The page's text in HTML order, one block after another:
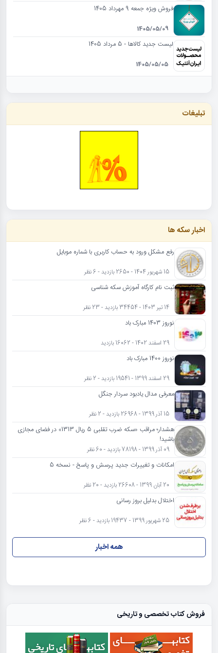
فروش ویژه جمعه 9 مهرداد 1405
1405/05/09
لیست جدید کالاها - 5 مرداد 1405
1405/05/05
تبلیغات
اخبار سکه ها
رفع مشکل ورود به حساب کاربری با شماره موبایل
15 شهریور 1404 - 2650 بازدید - 6 نظر
ثبت نام کارگاه آموزش سکه شناسی
14 تیر 1403 - 34454 بازدید - 23 نظر
نوروز 1403 مبارک باد
29 اسفند 1402 - 16062 بازدید
نوروز 1400 مبارک باد
29 اسفند 1399 - 19541 بازدید - 2 نظر
معرفی مدال یادبود سردار جنگل
15 آذر 1399 - 26968 بازدید - 2 نظر
هشدار؛ مراقب «سکه ضرب تقلبی 5 ریال 1313» در فضای مجازی
باشید!
09 آذر 1399 - 78198 بازدید - 60 نظر
امکانات و تغییرات جدید پرسش و پاسخ - نسخه 5
20 آبان 1399 - 26608 بازدید - 20 نظر
اختلال بدلیل بروز رسانی
25 شهریور 1399 - 19437 بازدید - 6 نظر
همه اخبار
فروش کتاب تخصصی و تاریخی